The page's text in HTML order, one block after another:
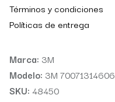
Términos y condiciones
Políticas de entrega
Marca: 3M
Modelo: 3M 70071314606
SKU: 48450